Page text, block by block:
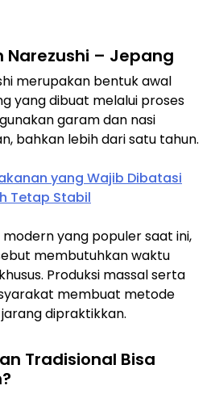
Narezushi – Jepang
merupakan bentuk awal
yang dibuat melalui proses
garam dan nasi
bahkan lebih dari satu tahun.
yang Wajib Dibatasi
Tetap Stabil
yang populer saat ini,
membutuhkan waktu
Produksi massal serta
membuat metode
dipraktikkan.
Tradisional Bisa